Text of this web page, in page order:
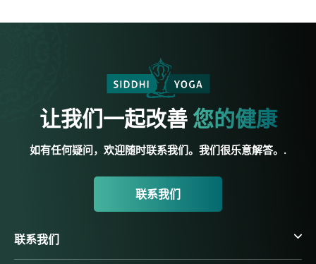
让我们一起改善 您的健康
如有任何疑问，欢迎随时联系我们。我们很乐意解答。.
联系我们
联系我们